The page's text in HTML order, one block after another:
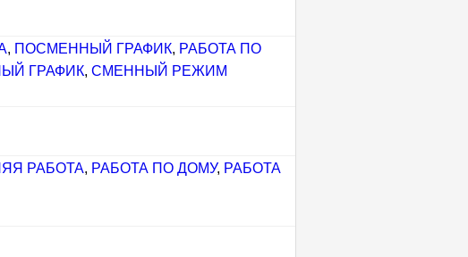
, ПОСМЕННЫЙ ГРАФИК, РАБОТА ПО
ГРАФИК,СМЕННЫЙ РЕЖИМ
РАБОТА, РАБОТА ПО ДОМУ, РАБОТА